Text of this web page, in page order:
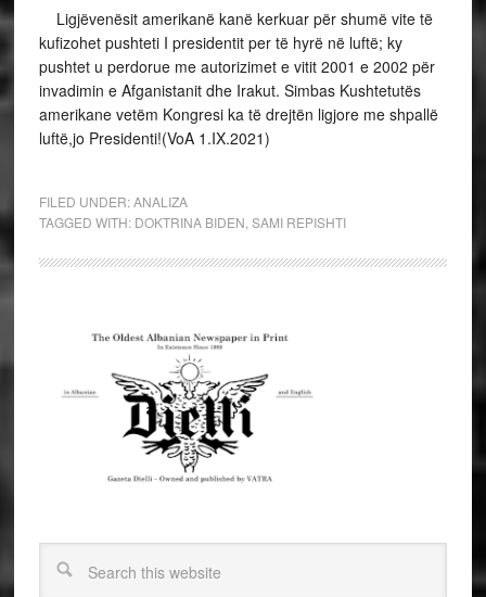
Ligjëvenësit amerikanë kanë kerkuar për shumë vite të
kufizohet pushteti I presidentit per të hyrë në luftë; ky
pushtet u perdorue me autorizimet e vitit 2001 e 2002 për
invadimin e Afganistanit dhe Irakut. Simbas Kushtetutës
amerikane vetëm Kongresi ka të drejtën ligjore me shpallë
luftë,jo Presidenti!(VoA 1.IX.2021)
FILED UNDER:ANALIZA
TAGGED WITH: DOKTRINA BIDEN SAMI REPISHTI